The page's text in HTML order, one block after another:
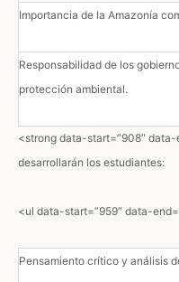
Importancia de la Amazonía
Responsabilidad de los
protección ambiental.
<strong data-start=”908″
desarrollarán los estudiantes:
<ul data-start=”959″ data-
Pensamiento crítico y análisis